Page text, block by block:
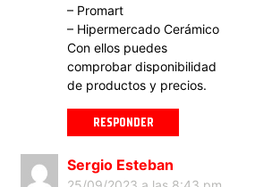
– Promart
– Hipermercado Cerámico
Con ellos puedes
comprobar disponibilidad
de productos y precios.
RESPONDER
Sergio Esteban